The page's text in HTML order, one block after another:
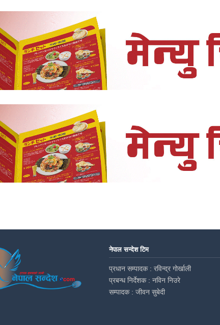
नेपाल सन्देश टिम
प्रधान सम्पादक : रविन्द्र गोर्खाली
प्रबन्ध निर्देशक : नविन निउरे
सम्पादक : जीवन सुबेदी